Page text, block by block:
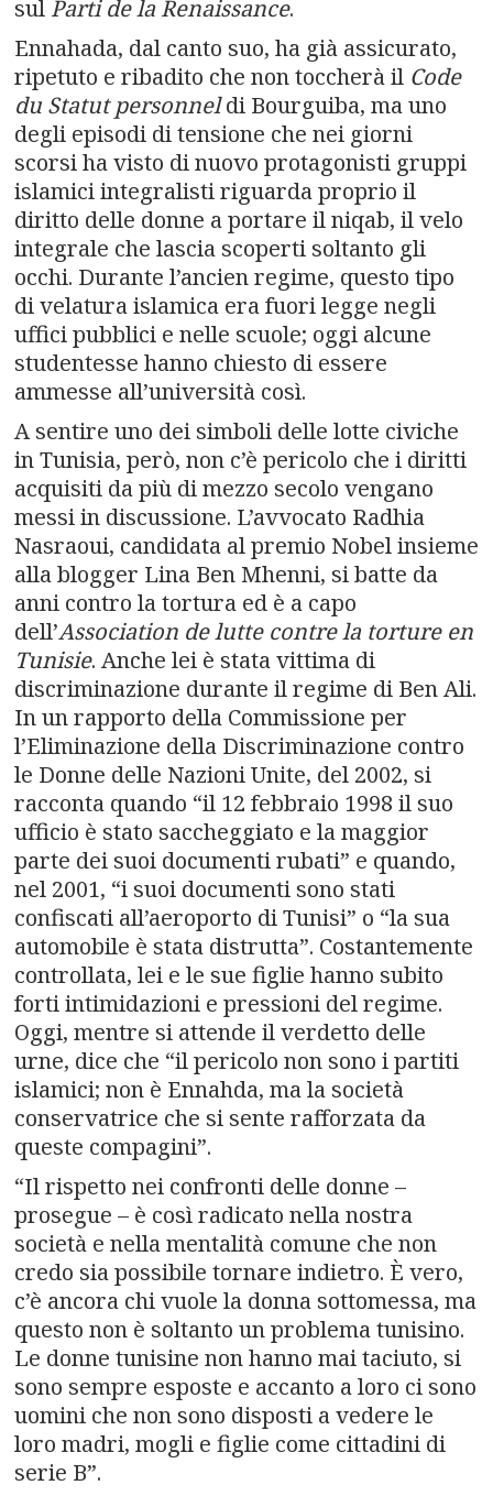
sul Parti de la Renaissance.
Ennahada, dal canto suo, ha già assicurato,
ripetuto e ribadito che non toccherà il Code
du Statut personneldi Bourguiba, ma uno
degli episodi di tensione che nei giorni
scorsi ha visto di nuovo protagonisti gruppi
islamici integralisti riguarda proprio il
diritto delle donne a portare il niqab, il velo
integrale che lascia scoperti soltanto gli
occhi. Durante l’ancien regime, questo tipo
di velatura islamica era fuori legge negli
uffici pubblici e nelle scuole; oggi alcune
studentesse hanno chiesto di essere
ammesse all’università così.
A sentire uno dei simboli delle lotte civiche
in Tunisia, però, non c’è pericolo che i diritti
acquisiti da più di mezzo secolo vengano
messi in discussione. L’avvocato Radhia
Nasraoui, candidata al premio Nobel insieme
alla blogger Lina Ben Mhenni, si batte da
anni contro la tortura ed è a capo
dell’Association de lutte contre la torture en
Tunisie. Anche lei è stata vittima di
discriminazione durante il regime di Ben Ali.
In un rapporto della Commissione per
l’Eliminazione della Discriminazione contro
le Donne delle Nazioni Unite, del 2002, si
racconta quando “il 12 febbraio 1998 il suo
ufficio è stato saccheggiato e la maggior
parte dei suoi documenti rubati” e quando,
nel 2001, “i suoi documenti sono stati
confiscati all’aeroporto di Tunisi” o “la sua
automobile è stata distrutta”. Costantemente
controllata, lei e le sue figlie hanno subito
forti intimidazioni e pressioni del regime.
Oggi, mentre si attende il verdetto delle
urne, dice che “il pericolo non sono i partiti
islamici; non è Ennahda, ma la società
conservatrice che si sente rafforzata da
queste compagini”.
“Il rispetto nei confronti delle donne –
prosegue – è così radicato nella nostra
società e nella mentalità comune che non
credo sia possibile tornare indietro. È vero,
c’è ancora chi vuole la donna sottomessa, ma
questo non è soltanto un problema tunisino.
Le donne tunisine non hanno mai taciuto, si
sono sempre esposte e accanto a loro ci sono
uomini che non sono disposti a vedere le
loro madri, mogli e figlie come cittadini di
serie B”.